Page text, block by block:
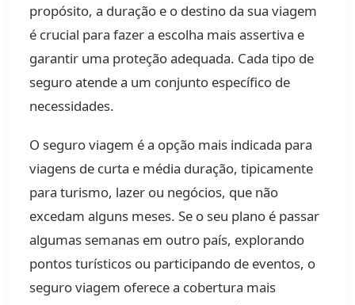
propósito, a duração e o destino da sua viagem
é crucial para fazer a escolha mais assertiva e
garantir uma proteção adequada. Cada tipo de
seguro atende a um conjunto específico de
necessidades.
O seguro viagem é a opção mais indicada para
viagens de curta e média duração, tipicamente
para turismo, lazer ou negócios, que não
excedam alguns meses. Se o seu plano é passar
algumas semanas em outro país, explorando
pontos turísticos ou participando de eventos, o
seguro viagem oferece a cobertura mais